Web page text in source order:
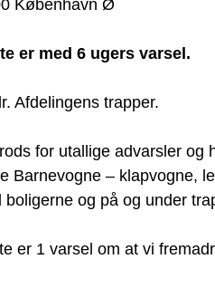
København Ø
er med 6 ugers varsel.
Afdelingens trapper.
for utallige advarsler og
Barnevogne – klapvogne,
boligerne og på og under
er 1 varsel om at vi